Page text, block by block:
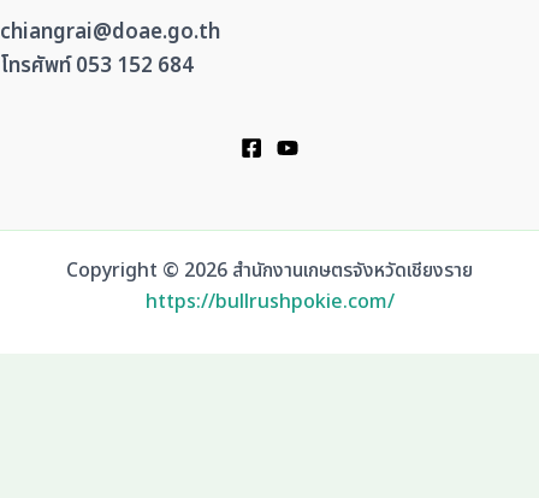
chiangrai@doae.go.th
โทรศัพท์ 053 152 684
Copyright © 2026 สำนักงานเกษตรจังหวัดเชียงราย
https://bullrushpokie.com/